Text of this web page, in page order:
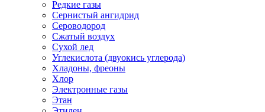
Редкие газы
Сернистый ангидрид
Сероводород
Сжатый воздух
Сухой лед
Углекислота (двуокись углерода)
Хладоны, фреоны
Хлор
Электронные газы
Этан